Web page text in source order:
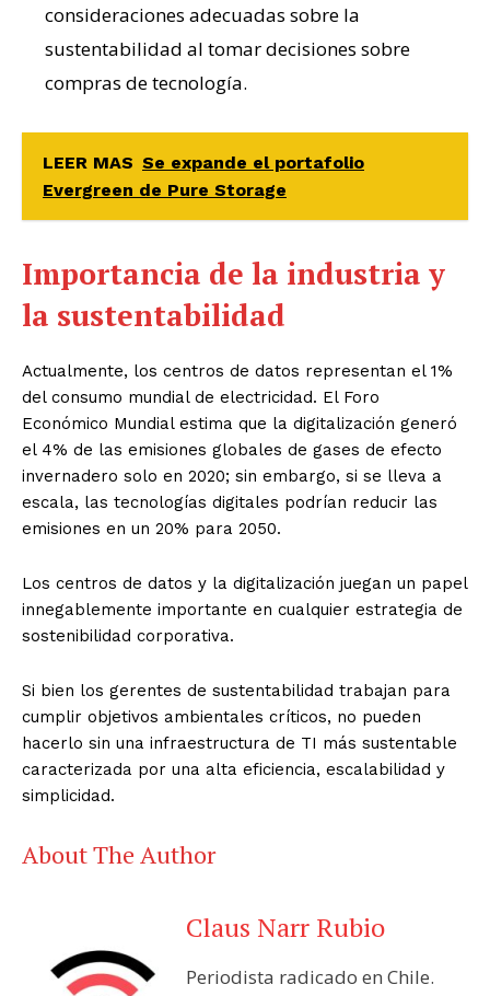
consideraciones adecuadas sobre la
sustentabilidad al tomar decisiones sobre
compras de tecnología.
LEER MAS Se expande el portafolio
Evergreen de Pure Storage
Importancia de la industria y
la sustentabilidad
Actualmente, los centros de datos representan el 1%
del consumo mundial de electricidad. El Foro
Económico Mundial estima que la digitalización generó
el 4% de las emisiones globales de gases de efecto
invernadero solo en 2020; sin embargo, si se lleva a
escala, las tecnologías digitales podrían reducir las
emisiones en un 20% para 2050.
Los centros de datos y la digitalización juegan un papel
innegablemente importante en cualquier estrategia de
sostenibilidad corporativa.
Si bien los gerentes de sustentabilidad trabajan para
cumplir objetivos ambientales críticos, no pueden
hacerlo sin una infraestructura de TI más sustentable
caracterizada por una alta eficiencia, escalabilidad y
simplicidad.
About The Author
Claus Narr Rubio
Periodista radicado en Chile.